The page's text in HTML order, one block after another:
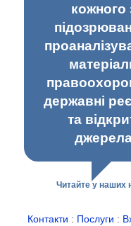
кожного
державні
та
Читайте у наших
Контакти : Послуги :